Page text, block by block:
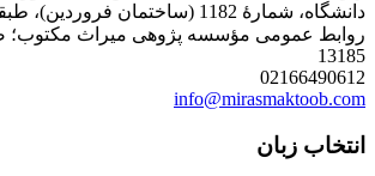
13185
02166490612
info@mirasmaktoob.com
انتخاب زبان